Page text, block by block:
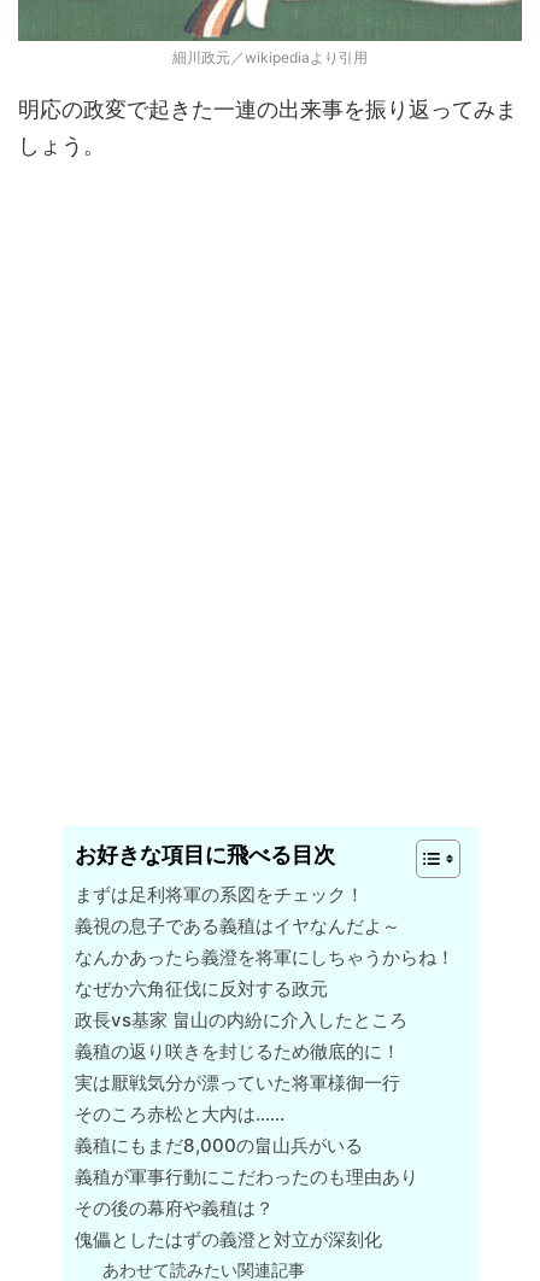
細川政元／wikipediaより引用
明応の政変で起きた一連の出来事を振り返ってみま
しょう。
お好きな項目に飛べる目次
まずは足利将軍の系図をチェック！
義視の息子である義稙はイヤなんだよ～
なんかあったら義澄を将軍にしちゃうからね！
なぜか六角征伐に反対する政元
政長vs基家 畠山の内紛に介入したところ
義稙の返り咲きを封じるため徹底的に！
実は厭戦気分が漂っていた将軍様御一行
そのころ赤松と大内は……
義稙にもまだ8,000の畠山兵がいる
義稙が軍事行動にこだわったのも理由あり
その後の幕府や義稙は？
傀儡としたはずの義澄と対立が深刻化
あわせて読みたい関連記事